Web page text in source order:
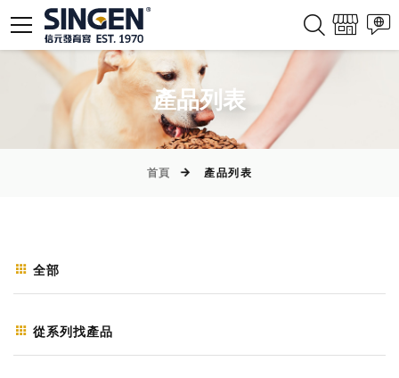
產品列表
首頁 產品列表
全部
從系列找產品